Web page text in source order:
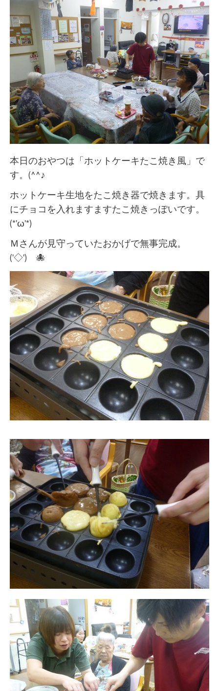
本日のおやつは「ホットケーキたこ焼き風」で
す。(^^♪
ホットケーキ生地をたこ焼き器で焼きます。具
にチョコを入れますますたこ焼きっぽいです。
(*'ω'*)
Ｍさんが見守っていたおかげで無事完成。
('◇')ゞ🐙